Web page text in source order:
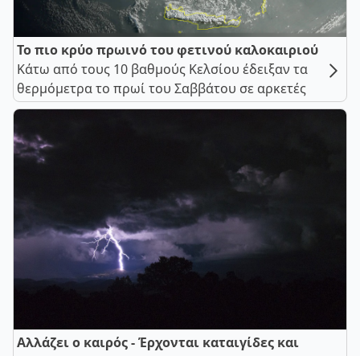
Το πιο κρύο πρωινό του φετινού καλοκαιριού
Κάτω από τους 10 βαθμούς Κελσίου έδειξαν τα
θερμόμετρα το πρωί του Σαββάτου σε αρκετές
Αλλάζει ο καιρός - Έρχονται καταιγίδες και